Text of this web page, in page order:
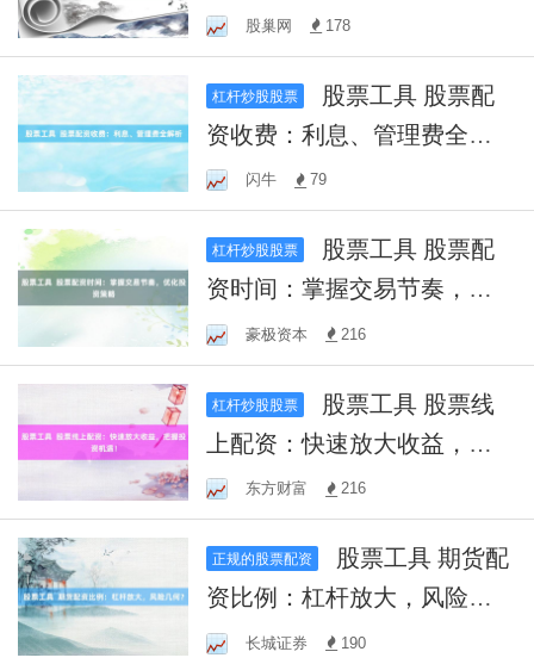
式，助力投资者实现财富增
值
股巢网 178
杠杆炒股股票
资收费：利息、管理费全解
析
闪牛 79
杠杆炒股股票
资时间：掌握交易节奏，优
化投资策略
豪极资本 216
杠杆炒股股票
上配资：快速放大收益，把
握投资机遇！
东方财富 216
正规的股票配资
资比例：杠杆放大，风险几
何？长城证券 190